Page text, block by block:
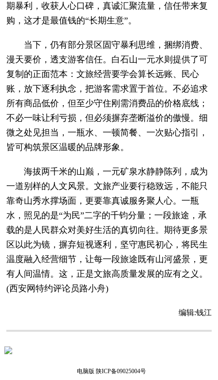
期暴利，收获人心口碑，真诚汇聚流量，信任带来复
购，这才是最值钱的“长期生意”。
当下，仍有部分景区固守暴利思维，捆绑消费、
漫天要价，透支游客信任。白石山一元水则提供了可
复制的正面范本：文旅经营要学会算长远账、民心
账，放下逐利执念，把游客需求置于首位。不必追求
所有商品低价，但至少守住刚需消费品的价格底线；
不必一味让利亏损，但必须摒弃垄断溢价的傲慢。细
微之处见担当，一瓶水、一顿简餐、一次贴心指引，
皆可构筑景区温暖的品牌形象。
海拔两千米的山巅，一元矿泉水静静陈列，成为
一道别样的人文风景。文旅产业要行稳致远，不能只
靠奇山秀水撑场面，更要靠真诚服务聚人心。一瓶
水，照见的是“为民”二字的千钧分量；一段旅途，承
载的是人民群众对美好生活的真切向往。期待更多景
区以此为镜，摒弃短视逐利，坚守惠民初心，将民生
温度融入经营细节，让每一段旅途既有山河盛景，更
有人间温情。这，正是文旅高质量发展的应有之义。
(西安网特约评论员路小舟)
编辑:钱江
电脑版 陕ICP备09025004号